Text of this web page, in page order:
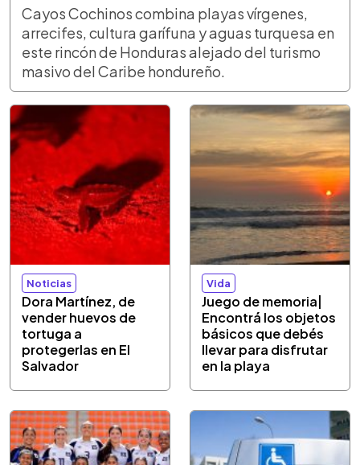
Cayos Cochinos combina playas vírgenes,
arrecifes, cultura garífuna y aguas turquesa en
este rincón de Honduras alejado del turismo
masivo del Caribe hondureño.
Noticias
Dora Martínez, de
vender huevos de
tortuga a
protegerlas en El
Salvador
Vida
Juego de memoria|
Encontrá los objetos
básicos que debés
llevar para disfrutar
en la playa